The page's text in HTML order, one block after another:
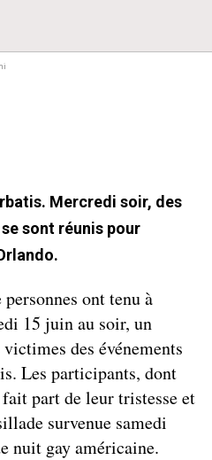
Mercredi soir, des
sont réunis pour
ont tenu à
15 juin au soir, un
des événements
Les participants, dont
part de leur tristesse et
survenue samedi
nuit gay américaine.